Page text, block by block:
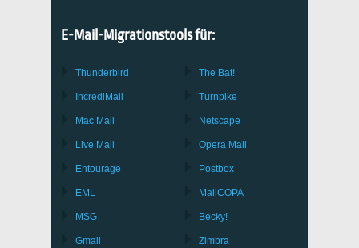
E-Mail-Migrationstools für:
Thunderbird
IncrediMail
Mac Mail
Live Mail
Entourage
EML
MSG
Gmail
The Bat!
Turnpike
Netscape
Opera Mail
Postbox
MailCOPA
Becky!
Zimbra